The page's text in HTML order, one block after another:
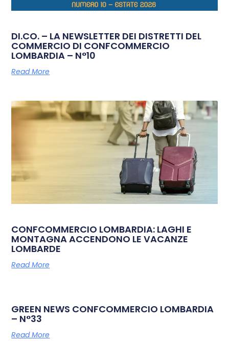
DI.CO. – LA NEWSLETTER DEI DISTRETTI DEL
COMMERCIO DI CONFCOMMERCIO
LOMBARDIA – N°10
Read More
CONFCOMMERCIO LOMBARDIA: LAGHI E
MONTAGNA ACCENDONO LE VACANZE
LOMBARDE
Read More
GREEN NEWS CONFCOMMERCIO LOMBARDIA
– N°33
Read More